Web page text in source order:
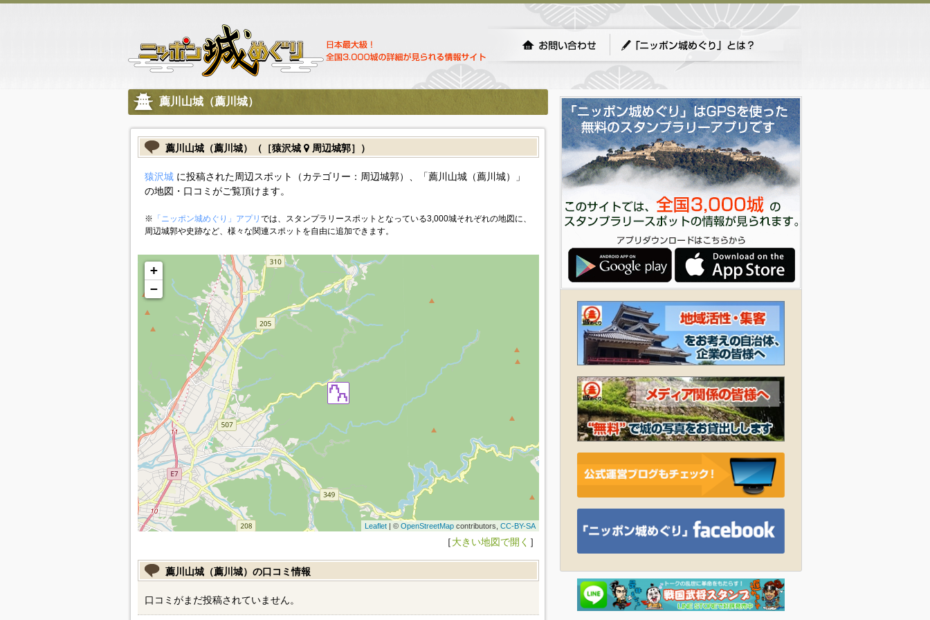
薦川山城（薦川城）
薦川山城（薦川城）（［猿沢城 周辺城郭］）
猿沢城に投稿された周辺スポット（カテゴリー：周辺城郭）、「薦川山城（薦川城）」
の地図・口コミがご覧頂けます。
※ 「ニッポン城めぐり」アプリ では、スタンプラリースポットとなっている3,000城それぞれの地図に、
周辺城郭や史跡など、様々な関連スポットを自由に追加できます。
+
−
Leaflet| © OpenStreetMapcontributors, CC-BY-SA
［大きい地図で開く ］
薦川山城（薦川城）の口コミ情報
口コミがまだ投稿されていません。